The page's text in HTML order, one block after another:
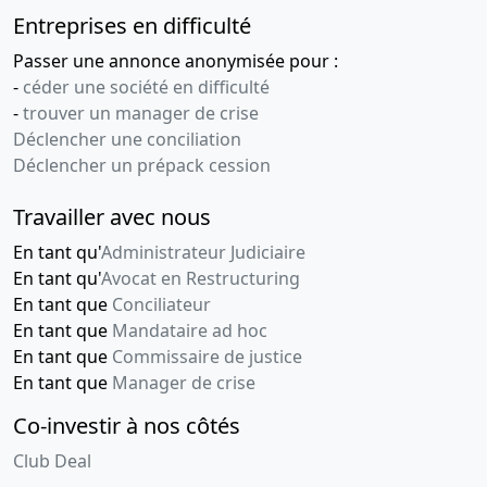
Entreprises en difficulté
Passer une annonce anonymisée pour :
- céder une société en difficulté
-trouver un manager de crise
Déclencher une conciliation
Déclencher un prépack cession
Travailler avec nous
En tant qu'Administrateur Judiciaire
En tant qu'Avocat en Restructuring
En tant que Conciliateur
En tant que Mandataire ad hoc
En tant que Commissaire de justice
En tant que Manager de crise
Co-investir à nos côtés
Club Deal